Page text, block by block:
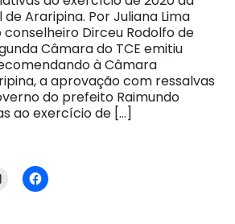
Araripina. Por Juliana Lima
Dirceu Rodolfo de
Câmara do TCE emitiu
à Câmara
a aprovação com ressalvas
do prefeito Raimundo
ao exercício de […]